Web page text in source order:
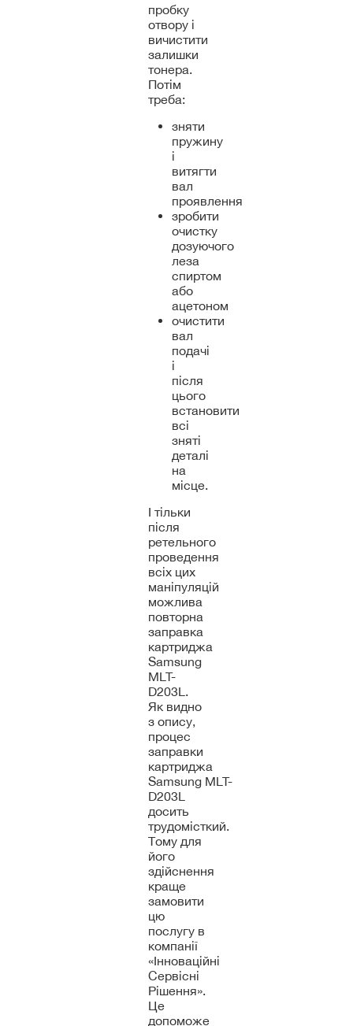
пробку
отвору і
вичистити
залишки
тонера.
Потім
треба:
зняти
пружину
і
витягти
вал
проявлення
зробити
очистку
дозуючого
леза
спиртом
або
ацетоном
очистити
вал
подачі
і
після
цього
встановити
всі
зняті
деталі
на
місце.
І тільки
після
ретельного
проведення
всіх цих
маніпуляцій
можлива
повторна
заправка
картриджа
Samsung
MLT-
D203L.
Як видно
з опису,
процес
заправки
картриджа
Samsung MLT-
D203L
досить
трудомісткий.
Тому для
його
здійснення
краще
замовити
цю
послугу в
компанії
«Інноваційні
Сервісні
Рішення».
Це
допоможе